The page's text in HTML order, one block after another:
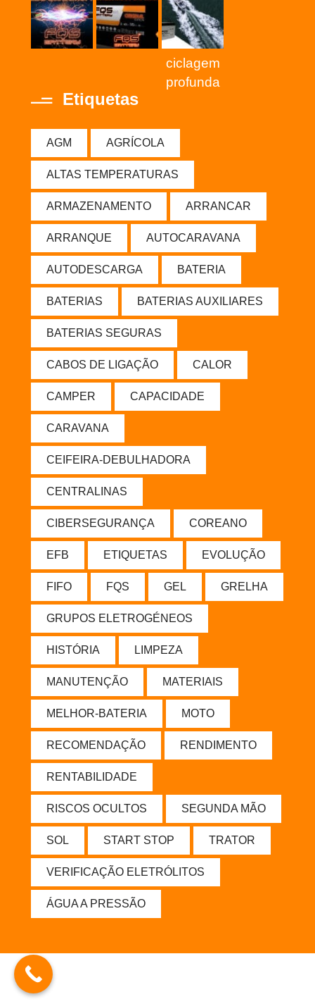
ciclagem
profunda
Etiquetas
AGM AGRÍCOLA
ALTAS TEMPERATURAS
ARMAZENAMENTO ARRANCAR
ARRANQUE AUTOCARAVANA
AUTODESCARGA BATERIA
BATERIAS BATERIAS AUXILIARES
BATERIAS SEGURAS
CABOS DE LIGAÇÃO CALOR
CAMPER CAPACIDADE
CARAVANA
CEIFEIRA-DEBULHADORA
CENTRALINAS
CIBERSEGURANÇA COREANO
EFB ETIQUETAS EVOLUÇÃO
FIFO FQS GEL GRELHA
GRUPOS ELETROGÉNEOS
HISTÓRIA LIMPEZA
MANUTENÇÃO MATERIAIS
MELHOR-BATERIA MOTO
RECOMENDAÇÃO RENDIMENTO
RENTABILIDADE
RISCOS OCULTOS SEGUNDA MÃO
SOL START STOP TRATOR
VERIFICAÇÃO ELETRÓLITOS
ÁGUA A PRESSÃO